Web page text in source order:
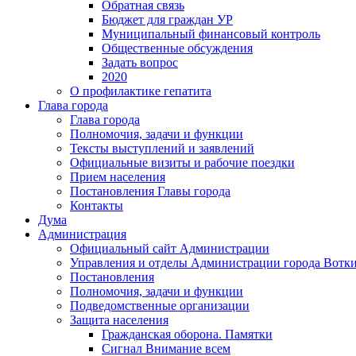
Обратная связь
Бюджет для граждан УР
Муниципальный финансовый контроль
Общественные обсуждения
Задать вопрос
2020
О профилактике гепатита
Глава города
Глава города
Полномочия, задачи и функции
Тексты выступлений и заявлений
Официальные визиты и рабочие поездки
Прием населения
Постановления Главы города
Контакты
Дума
Администрация
Официальный сайт Администрации
Управления и отделы Администрации города
Постановления
Полномочия, задачи и функции
Подведомственные организации
Защита населения
Гражданская оборона. Памятки
Сигнал Внимание всем